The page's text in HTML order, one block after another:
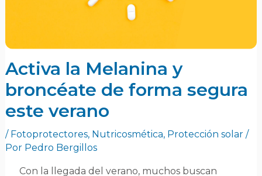
Activa la Melanina y
broncéate de forma segura
este verano
/ Fotoprotectores, Nutricosmética, Protección solar/
Por Pedro Bergillos
Con la llegada del verano, muchos buscan